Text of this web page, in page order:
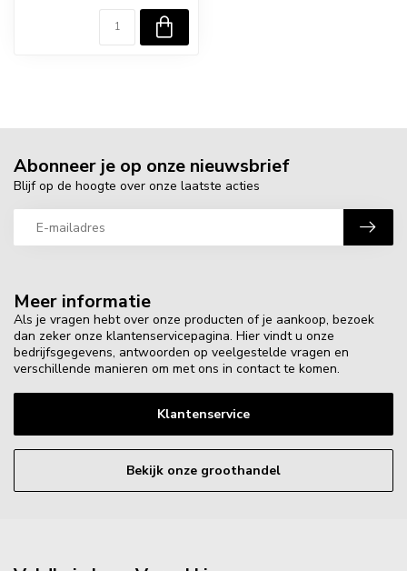
Meer informatie
Als je vragen hebt over onze producten of je aankoop, bezoek
dan zeker onze klantenservicepagina. Hier vindt u onze
bedrijfsgegevens, antwoorden op veelgestelde vragen en
verschillende manieren om met ons in contact te komen.
Klantenservice
Bekijk onze groothandel
Abonneer je op onze nieuwsbrief
Blijf op de hoogte over onze laatste acties